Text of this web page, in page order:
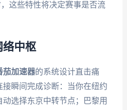
这些特性将决定赛事是否流
络中枢
茄加速器的系统设计直击痛
瞬间完成诊断：当你在纽约
选择东京中转节点；巴黎用